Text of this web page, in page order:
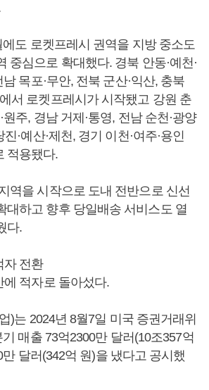
도 로켓프레시 권역을 지방 중소도
중심으로 확대했다. 경북 안동·예천·
목포·무안, 전북 군산·익산, 충북
서 로켓프레시가 시작됐고 강원 춘
원주, 경남 거제·통영, 전남 순천·광양
진·예산·제천, 경기 이천·여주·용인
적용됐다.
역을 시작으로 도내 전반으로 신선
대하고 향후 당일배송 서비스도 열
다.
자 전환
에 적자로 돌아섰다.
)는 2024년 8월7일 미국 증권거래위
매출 73억2300만 달러(10조357억
달러(342억 원)을 냈다고 공시했